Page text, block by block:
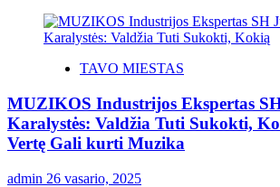
TAVO MIESTAS
MUZIKOS Industrijos Ekspertas
Karalystės: Valdžia Tuti Sukokti,
Vertę Gali kurti Muzika
admin 26 vasario, 2025